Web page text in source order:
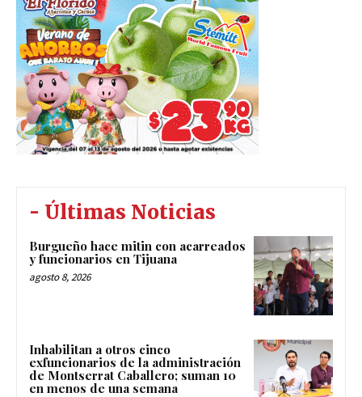
- Últimas Noticias
Burgueño hace mitin con acarreados
y funcionarios en Tijuana
agosto 8, 2026
Inhabilitan a otros cinco
exfuncionarios de la administración
de Montserrat Caballero; suman 10
en menos de una semana